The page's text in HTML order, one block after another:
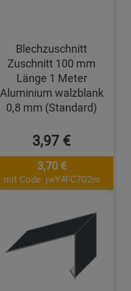
Blechzuschnitt
Zuschnitt 100 mm
Länge 1 Meter
Aluminium walzblank
0,8 mm (Standard)
3,97 €
3,70 €
mit Code: jwY4FC7G2m